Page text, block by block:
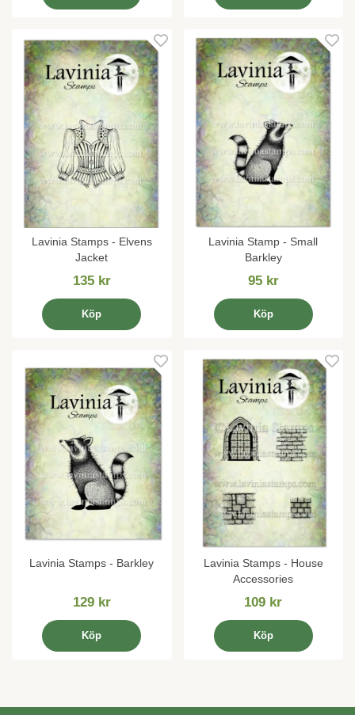
Lavinia Stamps - Elvens
Jacket
135 kr
Köp
Lavinia Stamp - Small
Barkley
95 kr
Köp
Lavinia Stamps - Barkley
129 kr
Köp
Lavinia Stamps - House
Accessories
109 kr
Köp